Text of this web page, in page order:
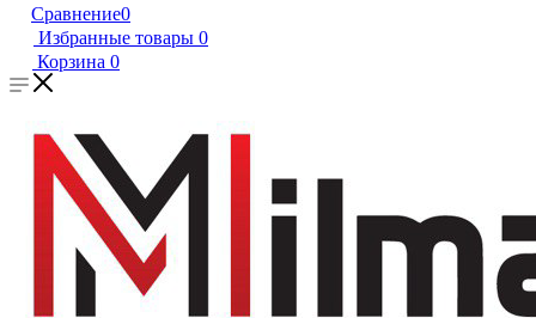
Сравнение0
Избранные товары 0
Корзина 0